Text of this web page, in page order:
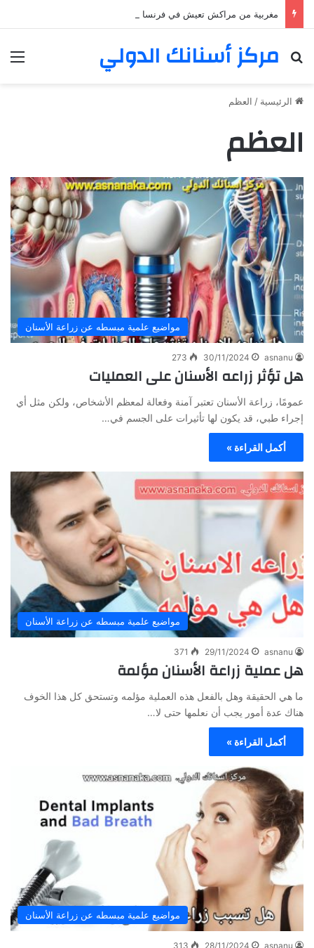
مغربية من مراكش تعيش في فرنسا ركبت أبتسامة هوليود
مركز أسنانك الدولي
بحث عن
الرئيسية / العظم
العظم
مواضيع علمية مبسطه عن زراعة الأسنان
asnanu
30/11/2024
273
هل تؤثر زراعه الأسنان على العمليات
عمومًا، زراعة الأسنان تعتبر آمنة وفعالة لمعظم الأشخاص، ولكن مثل أي
إجراء طبي، قد يكون لها تأثيرات على الجسم في…
أكمل القراءة »
مواضيع علمية مبسطه عن زراعة الأسنان
asnanu
29/11/2024
371
هل عملية زراعة الأسنان مؤلمة
ما هي الحقيقة وهل بالفعل هذه العملية مؤلمه وتستحق كل هذا الخوف
هناك عدة أمور يجب أن نعلمها حتى لا…
أكمل القراءة »
مواضيع علمية مبسطه عن زراعة الأسنان
asnanu
28/11/2024
313